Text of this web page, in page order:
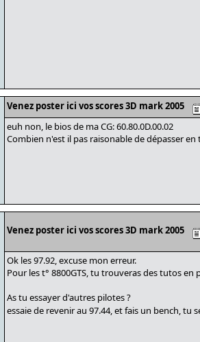
Venez poster ici vos scores 3D mark 2005
euh non, le bios de ma CG: 60.80.0D.00.02
Combien n'est il pas raisonable de dépasser
Venez poster ici vos scores 3D mark 2005
Ok les 97.92, excuse mon erreur.
Pour les t° 8800GTS, tu trouveras des tutos en
As tu essayer d'autres pilotes ?
essaie de revenir au 97.44, et fais un bench, tu